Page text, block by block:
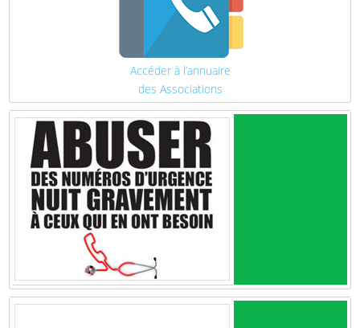
Accéder à l’annuaire
des Associations